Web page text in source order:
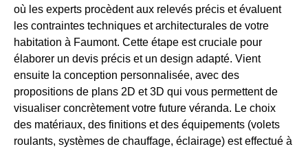
où les experts procèdent aux relevés précis et évaluent
les contraintes techniques et architecturales de votre
habitation à Faumont. Cette étape est cruciale pour
élaborer un devis précis et un design adapté. Vient
ensuite la conception personnalisée, avec des
propositions de plans 2D et 3D qui vous permettent de
visualiser concrètement votre future véranda. Le choix
des matériaux, des finitions et des équipements (volets
roulants, systèmes de chauffage, éclairage) est effectué à